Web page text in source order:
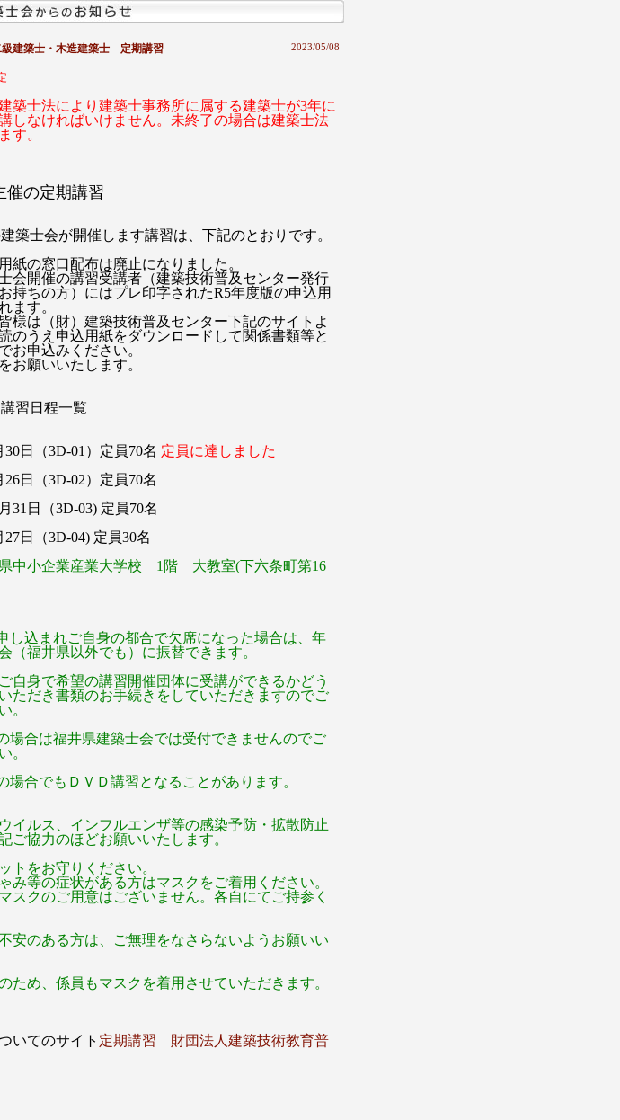
2023/05/08
級建築士・木造建築士 定期講習
築士法により建築士事務所に属する建築士が3年に
しなければいけません。未終了の場合は建築士法
す。
催の定期講習
築士会が開催します講習は、下記のとおりです。
紙の窓口配布は廃止になりました。
会開催の講習受講者（建築技術普及センター発行
持ちの方）にはプレ印字されたR5年度版の申込用
ます。
様は（財）建築技術普及センター下記のサイトよ
のうえ申込用紙をダウンロードして関係書類等と
お申込みください。
お願いいたします。
習日程一覧
日（3D-01）定員70名 定員に達しました
日（3D-02）定員70名
31日（3D-03) 定員70名
日（3D-04) 定員30名
中小企業産業大学校 1階 大教室(下六条町第16
し込まれご自身の都合で欠席になった場合は、年
（福井県以外でも）に振替できます。
自身で希望の講習開催団体に受講ができるかどう
ただき書類のお手続きをしていただきますのでご
。
場合は福井県建築士会では受付できませんのでご
。
場合でもＤＶＤ講習となることがあります。
イルス、インフルエンザ等の感染予防・拡散防止
ご協力のほどお願いいたします。
トをお守りください。
み等の症状がある方はマスクをご着用ください。
スクのご用意はございません。各自にてご持参く
安のある方は、ご無理をなさらないようお願いい
ため、係員もマスクを着用させていただきます。
いてのサイト 定期講習 財団法人建築技術教育普